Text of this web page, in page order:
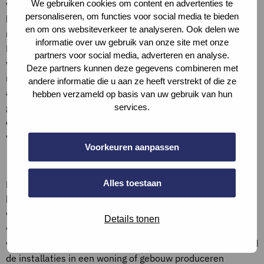
We gebruiken cookies om content en advertenties te
personaliseren, om functies voor social media te bieden
en om ons websiteverkeer te analyseren. Ook delen we
informatie over uw gebruik van onze site met onze
partners voor social media, adverteren en analyse.
Deze partners kunnen deze gegevens combineren met
andere informatie die u aan ze heeft verstrekt of die ze
hebben verzameld op basis van uw gebruik van hun
services.
Voorkeuren aanpassen
Alles toestaan
Details tonen
van duurzaam inkopen van nieuw te bouwen
kantoorgebouwen. Er is geldt voor dit criterium geen
minimaal niveau in het kader van duurzaam inkopen.In
NTR 5076 staan maatregelen omschreven waarmee
voldaan kan worden aan de huidige Bbl eis, Li;A;k
maximaal 30 dB. De maatregelen betreffen o.a. dempers
aan pers- en zuigzijde van de ventilator en eisen aan de
geluidwering van de geluidisolatie van de scheidingswand
en deur tussen de opstelruimte en een aangrenzende
verblijfsruimte.
Definities
Het karakteristieke installatiegeluidniveau verwijst naar
het geluidsniveau dat door installaties in een gebouw
wordt geproduceerd, zoals ventilatiesystemen,
waterleidingen, en verwarmingsinstallaties. Dit niveau
wordt uitgedrukt in decibel (dB) en geeft aan hoeveel geluid
de installaties in een woning of gebouw produceren